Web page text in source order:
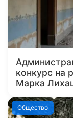
конкурс на
Марка
Общество